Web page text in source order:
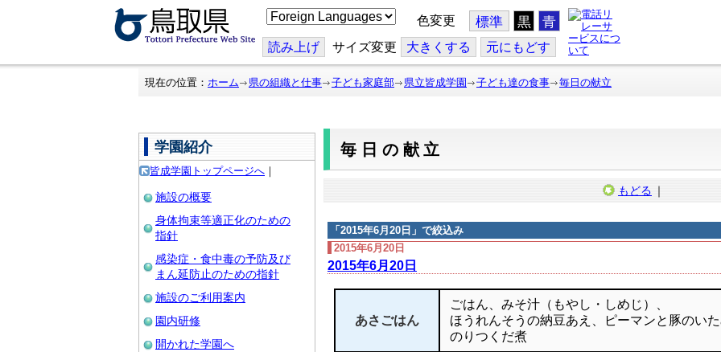
こ
の
ジ
を
翻
色変更 標準 黒 青
読み上げ サイズ変更 大きくする 元にもどす
現在の位置： ホーム 県の組織と仕事 子ども家庭部 県立皆成学園 子ども達の食事 毎日の献立
学園紹介
皆成学園トップページへ ｜
施設の概要
身体拘束等適正化のための
指針
感染症・食中毒の予防及び
まん延防止のための指針
施設のご利用案内
園内研修
開かれた学園へ
毎日の献立
もどる ｜
「 2015年6月20日 」で絞込み
2015年6月20日
2015年6月20日
あさごはん
ごはん、みそ汁（もやし・しめじ）、
ほうれんそうの納豆あえ、ピーマンと豚のい
のりつくだ煮